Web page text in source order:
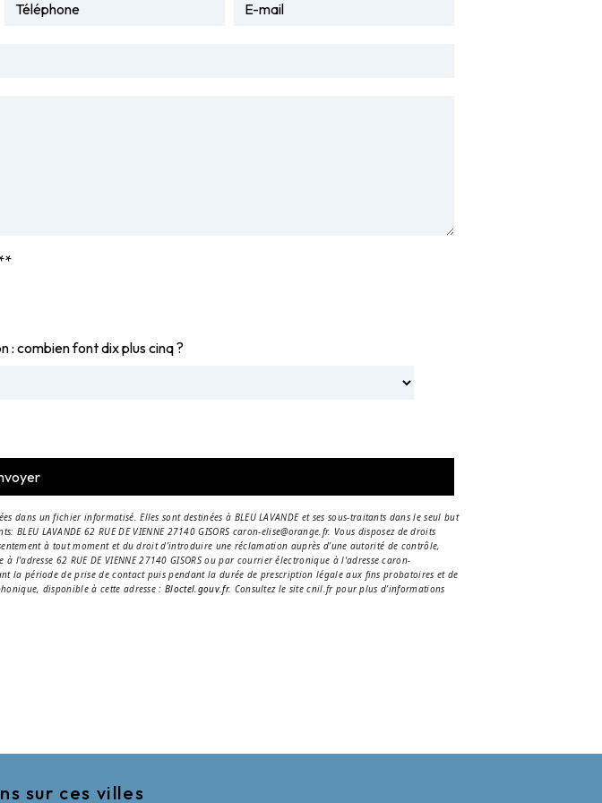
: combien font dix plus cinq ?
un fichier informatisé. Elles sont destinées à BLEU LAVANDE et ses sous-traitants dans le seul but
LAVANDE 62 RUE DE VIENNE 27140 GISORS caron-elise@orange.fr. Vous disposez de droits
à tout moment et du droit d’introduire une réclamation auprès d’une autorité de contrôle,
62 RUE DE VIENNE 27140 GISORS ou par courrier électronique à l'adresse caron-
la période de prise de contact puis pendant la durée de prescription légale aux fins probatoires et de
disponible à cette adresse :Bloctel.gouv.fr. Consultez le site cnil.fr pour plus d’informations
sur ces villes